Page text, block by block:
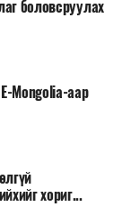
гадаад
авах зардал;
төхөөрөмж,
бусад
бусад кино,
боловсруулах
Mongolia-аар
хориг...